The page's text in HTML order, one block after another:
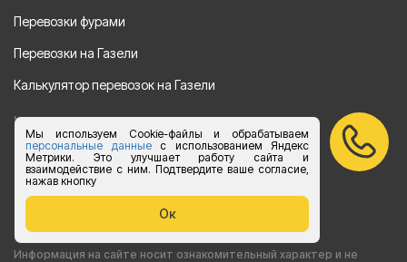
Мы используем Cookie-файлы и обрабатываем
персональные данныес использованием Яндекс
Метрики. Это улучшает работу сайта и
взаимодействие с ним. Подтвердите ваше согласие,
нажав кнопку
Ок
Перевозки фурами
Перевозки на Газели
Калькулятор перевозок на Газели
Направления
Из Санкт-Петербурга
Из Москвы
Все права защищены 2015-2026 г.
Информация на сайте носит ознакомительный характер и не